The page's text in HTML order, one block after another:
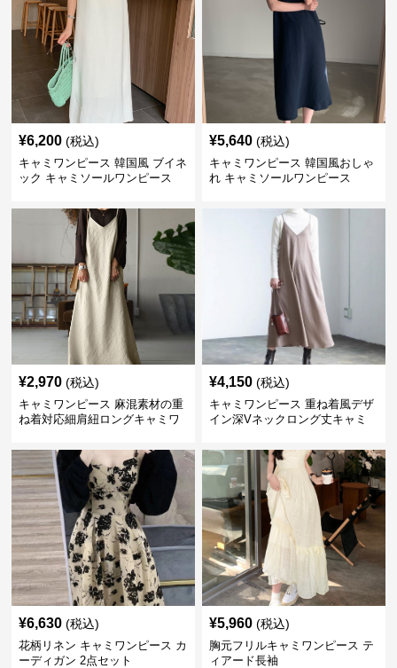
¥6,200 (税込)
キャミワンピース 韓国風 ブイネ
ック キャミソールワンピース
¥5,640 (税込)
キャミワンピース 韓国風おしゃ
れ キャミソールワンピース
¥2,970 (税込)
キャミワンピース 麻混素材の重
ね着対応細肩紐ロングキャミワ
¥4,150 (税込)
キャミワンピース 重ね着風デザ
イン深Vネックロング丈キャミ
¥6,630 (税込)
花柄リネン キャミワンピース カ
ーディガン 2点セット
¥5,960 (税込)
胸元フリルキャミワンピース テ
ィアード長袖